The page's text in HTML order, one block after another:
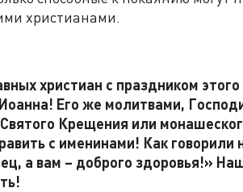
христианами.
христиан с праздником этого
Его же молитвами,
Крещения или
с именинами! Как говорили
а вам – доброго здоровья!»